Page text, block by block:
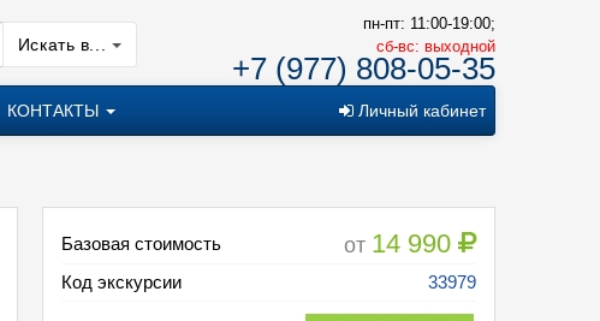
Искать в...
пн-пт: 11:00-19:00;
cб-вс: выходной
+7 (977) 808-05-35
КОНТАКТЫ Личный кабинет
Базовая стоимость от 14 990
Код экскурсии 33979